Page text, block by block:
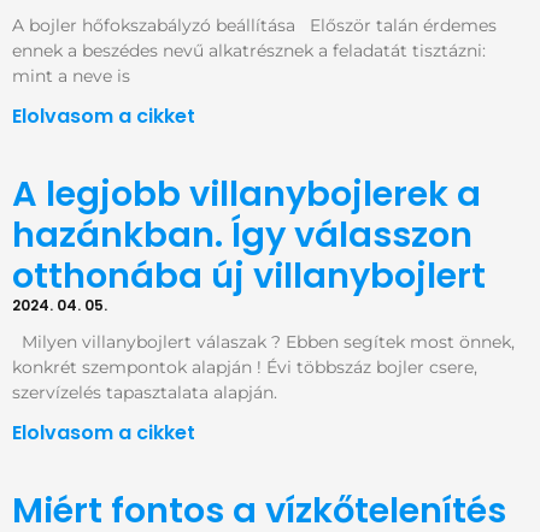
A bojler hőfokszabályzó beállítása Először talán érdemes
ennek a beszédes nevű alkatrésznek a feladatát tisztázni:
mint a neve is
Elolvasom a cikket
A legjobb villanybojlerek a
hazánkban. Így válasszon
otthonába új villanybojlert
2024. 04. 05.
Milyen villanybojlert válaszak ? Ebben segítek most önnek,
konkrét szempontok alapján ! Évi többszáz bojler csere,
szervízelés tapasztalata alapján.
Elolvasom a cikket
Miért fontos a vízkőtelenítés